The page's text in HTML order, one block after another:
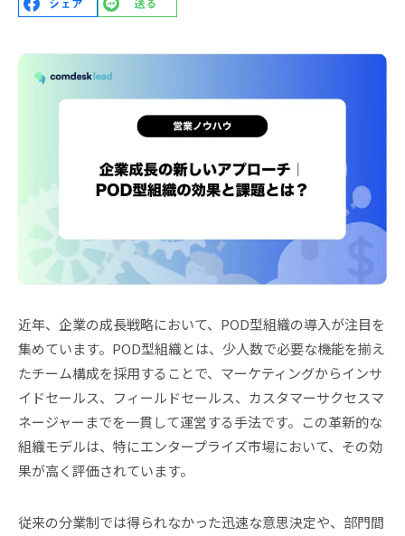
近年、企業の成長戦略において、POD型組織の導入が注目を
集めています。POD型組織とは、少人数で必要な機能を揃え
たチーム構成を採用することで、マーケティングからインサ
イドセールス、フィールドセールス、カスタマーサクセスマ
ネージャーまでを一貫して運営する手法です。この革新的な
組織モデルは、特にエンタープライズ市場において、その効
果が高く評価されています。
従来の分業制では得られなかった迅速な意思決定や、部門間